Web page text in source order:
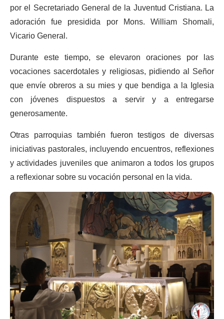
por el Secretariado General de la Juventud Cristiana. La
adoración fue presidida por Mons. William Shomali,
Vicario General.
Durante este tiempo, se elevaron oraciones por las
vocaciones sacerdotales y religiosas, pidiendo al Señor
que envíe obreros a su mies y que bendiga a la Iglesia
con jóvenes dispuestos a servir y a entregarse
generosamente.
Otras parroquias también fueron testigos de diversas
iniciativas pastorales, incluyendo encuentros, reflexiones
y actividades juveniles que animaron a todos los grupos
a reflexionar sobre su vocación personal en la vida.